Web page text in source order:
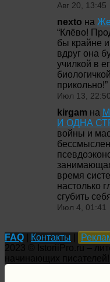
Авг 20, 13:45
nexto на
“Клёво!
бы крайне
вдруг она
училкой в
прикольно!”
Июл 13, 22:50
kirgam на
И ОДНА
войны и
время
настолько
сгубить
Июл 4, 01:41
FAQ Контакты